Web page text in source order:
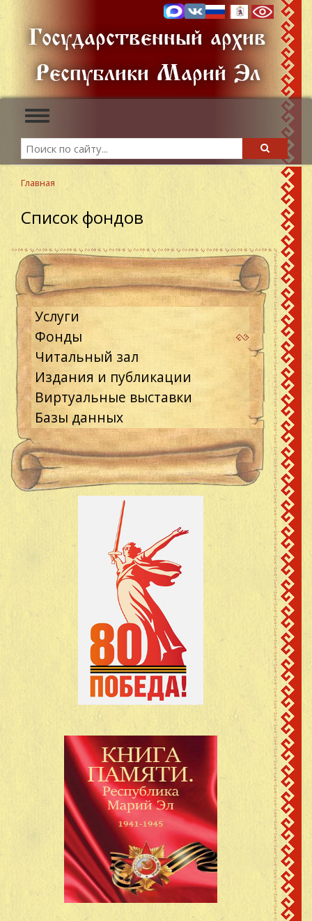
основному
содержанию
Государственный архив
Республики Марий Эл
Toggle
navigation
Search
Search
Главная
Список фондов
Услуги
Фонды
Читальный зал
Издания и публикации
Виртуальные выставки
Базы данных